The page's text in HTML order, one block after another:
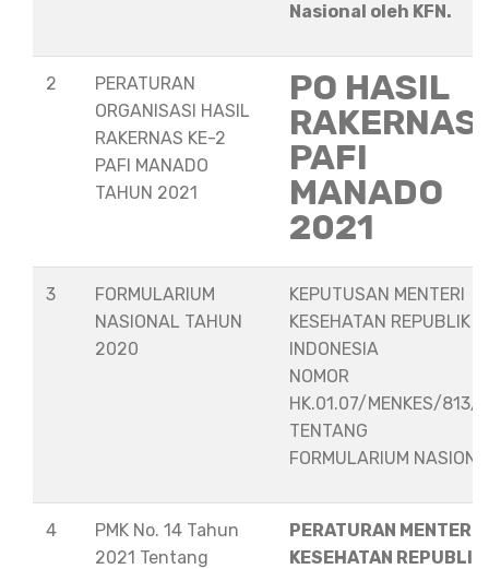
Nasional oleh KFN.
2
PERATURAN
ORGANISASI HASIL
RAKERNAS KE-2
PAFI MANADO
TAHUN 2021
PO HASIL
RAKERNAS
PAFI
MANADO
2021
3
FORMULARIUM
NASIONAL TAHUN
2020
KEPUTUSAN MENTERI
KESEHATAN REPUBLIK
INDONESIA
NOMOR
HK.01.07/MENKES/813/
TENTANG
FORMULARIUM
4
PMK No. 14 Tahun
2021 Tentang
PERATURAN MENTERI
KESEHATAN REPUBLIK